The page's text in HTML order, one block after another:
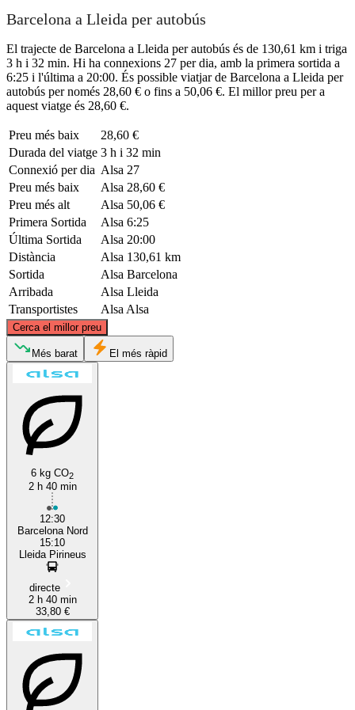
Barcelona a Lleida per autobús
El trajecte de Barcelona a Lleida per autobús és de 130,61 km i triga
3 h i 32 min. Hi ha connexions 27 per dia, amb la primera sortida a
6:25 i l'última a 20:00. És possible viatjar de Barcelona a Lleida per
autobús per només 28,60 € o fins a 50,06 €. El millor preu per a
aquest viatge és 28,60 €.
Preu més baix
28,60 €
Durada del viatge 3 h i 32 min
Connexió per dia Alsa 27
Preu més baix
Alsa 28,60 €
Preu més alt
Alsa 50,06 €
Primera Sortida
Alsa 6:25
Última Sortida
Alsa 20:00
Distància
Alsa 130,61 km
Sortida
Alsa Barcelona
Arribada
Alsa Lleida
Transportistes
Alsa Alsa
Cerca el millor preu
Lleida
Més barat El més ràpid
6 kg CO2
2 h 40 min
12:30
Barcelona Nord
15:10
Lleida Pirineus
directe
2 h 40 min
33,80 €